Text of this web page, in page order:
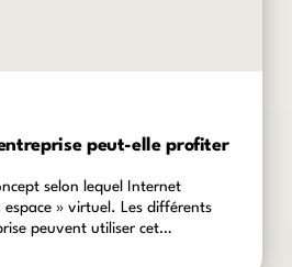
peut-elle profiter
selon lequel Internet
» virtuel. Les différents
peuvent utiliser cet
le travail, la communication